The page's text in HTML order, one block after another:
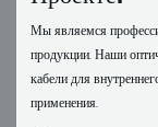
Мы являемся
продукции. Наши
кабели для
применения.